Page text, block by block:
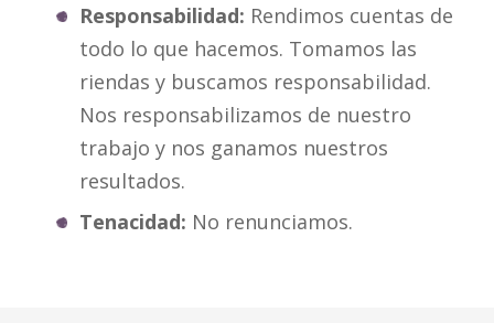
Responsabilidad: Rendimos cuentas de
todo lo que hacemos. Tomamos las
riendas y buscamos responsabilidad.
Nos responsabilizamos de nuestro
trabajo y nos ganamos nuestros
resultados.
Tenacidad: No renunciamos.